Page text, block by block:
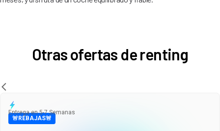
Otras ofertas de renting
Entrega en 5-7 Semanas
🚨REBAJAS🚨